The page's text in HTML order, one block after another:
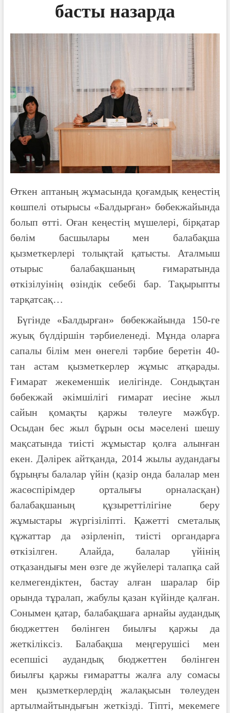
басты назарда
Өткен аптаның жұмасында қоғамдық кеңестің
көшпелі отырысы «Балдырған» бөбекжайында
болып өтті. Оған кеңестің мүшелері, бірқатар
бөлім басшылары мен балабақша
қызметкерлері толықтай қатысты. Аталмыш
отырыс балабақшаның ғимаратында
өткізілуінің өзіндік себебі бар. Тақырыпты
тарқатсақ…
Бүгінде «Балдырған» бөбекжайында 150-ге
жуық бүлдіршін тәрбиеленеді. Мұнда оларға
сапалы білім мен өнегелі тәрбие беретін 40-
тан астам қызметкерлер жұмыс атқарады.
Ғимарат жекеменшік иелігінде. Сондықтан
бөбекжай әкімшілігі ғимарат иесіне жыл
сайын қомақты қаржы төлеуге мәжбүр.
Осыдан бес жыл бұрын осы мәселені шешу
мақсатында тиісті жұмыстар қолға алынған
екен. Дәлірек айтқанда, 2014 жылы аудандағы
бұрыңғы балалар үйін (қазір онда балалар мен
жасөспірімдер орталығы орналасқан)
балабақшаның құзыреттілігіне беру
жұмыстары жүргізіліпті. Қажетті сметалық
құжаттар да әзірленіп, тиісті органдарға
өткізілген. Алайда, балалар үйінің
отқазандығы мен өзге де жүйелері талапқа сай
келмегендіктен, бастау алған шаралар бір
орында тұралап, жабулы қазан күйінде қалған.
Сонымен қатар, балабақшаға арнайы аудандық
бюджеттен бөлінген биылғы қаржы да
жеткіліксіз. Балабақша меңгерушісі мен
есепшісі аудандық бюджеттен бөлінген
биылғы қаржы ғимаратты жалға алу сомасы
мен қызметкерлердің жалақысын төлеуден
артылмайтындығын жеткізді. Тіпті, мекемеге